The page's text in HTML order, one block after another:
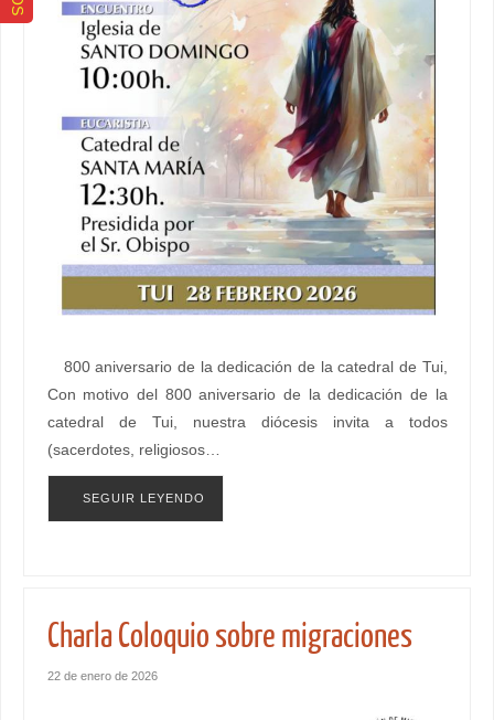
800 aniversario de la dedicación de la catedral de Tui,
Con motivo del 800 aniversario de la dedicación de la
catedral de Tui, nuestra diócesis invita a todos
(sacerdotes, religiosos…
SEGUIR LEYENDO
Charla Coloquio sobre migraciones
22 de enero de 2026